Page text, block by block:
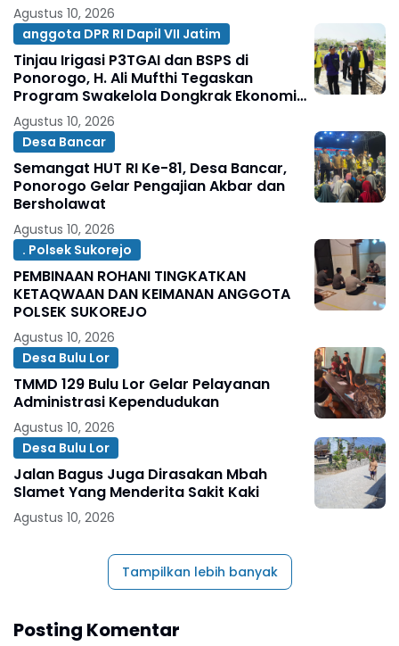
Agustus 10, 2026
anggota DPR RI Dapil VII Jatim
Tinjau Irigasi P3TGAI dan BSPS di
Ponorogo, H. Ali Mufthi Tegaskan
Program Swakelola Dongkrak Ekonomi
Agustus 10, 2026
Desa Bancar
Semangat HUT RI Ke-81, Desa Bancar,
Ponorogo Gelar Pengajian Akbar dan
Bersholawat
Agustus 10, 2026
. Polsek Sukorejo
PEMBINAAN ROHANI TINGKATKAN
KETAQWAAN DAN KEIMANAN ANGGOTA
POLSEK SUKOREJO
Agustus 10, 2026
Desa Bulu Lor
TMMD 129 Bulu Lor Gelar Pelayanan
Administrasi Kependudukan
Agustus 10, 2026
Desa Bulu Lor
Jalan Bagus Juga Dirasakan Mbah
Slamet Yang Menderita Sakit Kaki
Agustus 10, 2026
Tampilkan lebih banyak
Posting Komentar